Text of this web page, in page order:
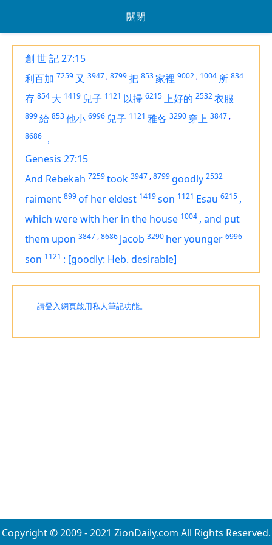
關閉
創 世 記 27:15
利百加 7259 又 3947 ,8799把 853家裡 9002 , 1004 所 834
存 854 大 1419 兒子 1121 以掃 6215上好的 2532衣服
899給 853他小 6996 兒子 1121 雅各 3290 穿上 3847 ,
8686 ，
Genesis 27:15
And Rebekah 7259took 3947 ,8799 goodly 2532
raiment 899of her eldest 1419son 1121 Esau 6215 ,
which werewith her in the house 1004 , and put
them upon 3847 ,8686 Jacob 3290 her younger 6996
son 1121 : [goodly: Heb. desirable]
請登入網頁啟用私人筆記功能。
Copyright © 2009 - 2021 ZionDaily.com All Rights Reserved.